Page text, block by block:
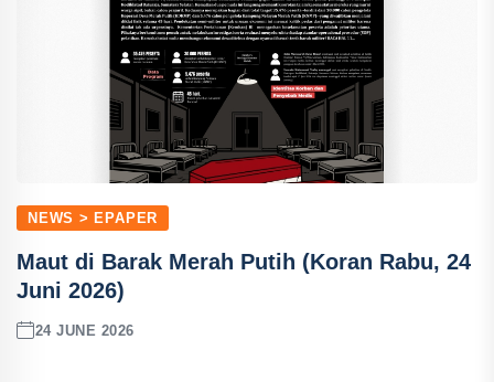
NEWS > EPAPER
Maut di Barak Merah Putih (Koran Rabu, 24
Juni 2026)
24 JUNE 2026